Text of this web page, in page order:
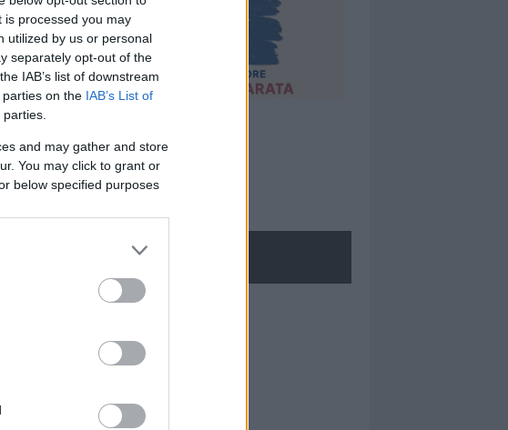
processed you may
utilized by us or personal
separately opt-out of the
IAB’s list of downstream
on the IAB’s List of
and may gather and store
You may click to grant or
below specified purposes
NECROLOGIE